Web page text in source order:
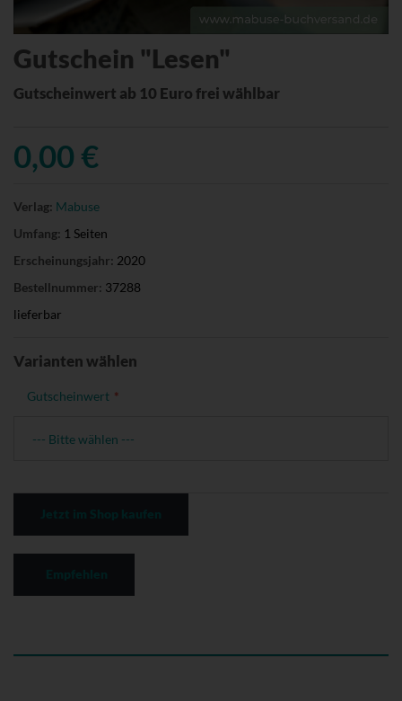
Gutschein "Lesen"
Gutscheinwert ab 10 Euro frei wählbar
0,00 €
Verlag: Mabuse
Umfang: 1 Seiten
Erscheinungsjahr: 2020
Bestellnummer: 37288
lieferbar
Varianten wählen
Gutscheinwert